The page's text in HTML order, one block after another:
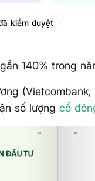
kiểm duyệt
140% trong
(Vietcombank,
số lượngcổ